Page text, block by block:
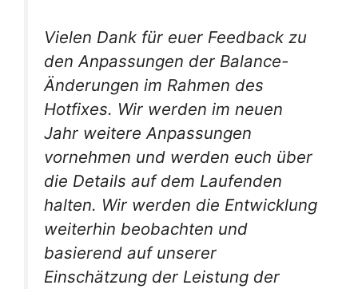
Vielen Dank für euer Feedback zu
den Anpassungen der Balance-
Änderungen im Rahmen des
Hotfixes. Wir werden im neuen
Jahr weitere Anpassungen
vornehmen und werden euch über
die Details auf dem Laufenden
halten. Wir werden die Entwicklung
weiterhin beobachten und
basierend auf unserer
Einschätzung der Leistung der